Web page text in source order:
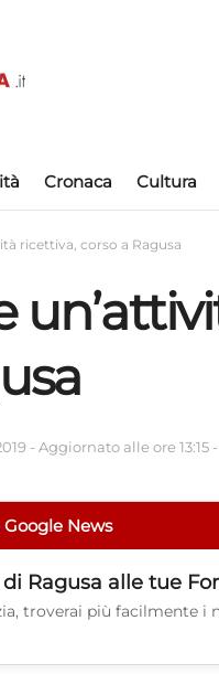
Cronaca Cultura
ricettiva, corso a Ragusa
- Aggiornato alle ore 13:15 -
News
Ragusa alle tue
troverai più facilmente i